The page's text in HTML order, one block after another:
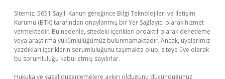
Sitemiz, 5651 Sayılı Kanun gereğince Bilgi Teknolojileri ve İletişim
Kurumu (BTK) tarafından onaylanmış bir Yer Sağlayıcı olarak hizmet
vermektedir. Bu nedenle, sitedeki içerikleri proaktif olarak denetleme
veya araştırma yükümlülüğümüz bulunmamaktadır. Ancak, üyelerimiz
yazdıkları içeriklerin sorumluluğunu taşımakta olup, siteye üye olarak
bu sorumluluğu kabul etmiş sayılırlar.
Hukuka ve yasal düzenlemelere aykırı olduğunu düşündüğünüz